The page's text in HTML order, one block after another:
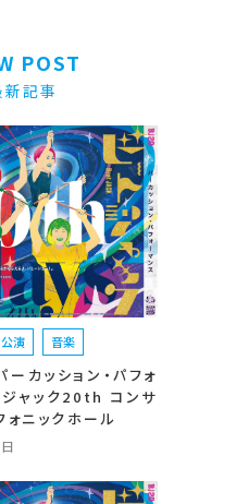
POST
新記事
演 音楽
カッション・パフォ
ャック20th コンサ
ォニックホール